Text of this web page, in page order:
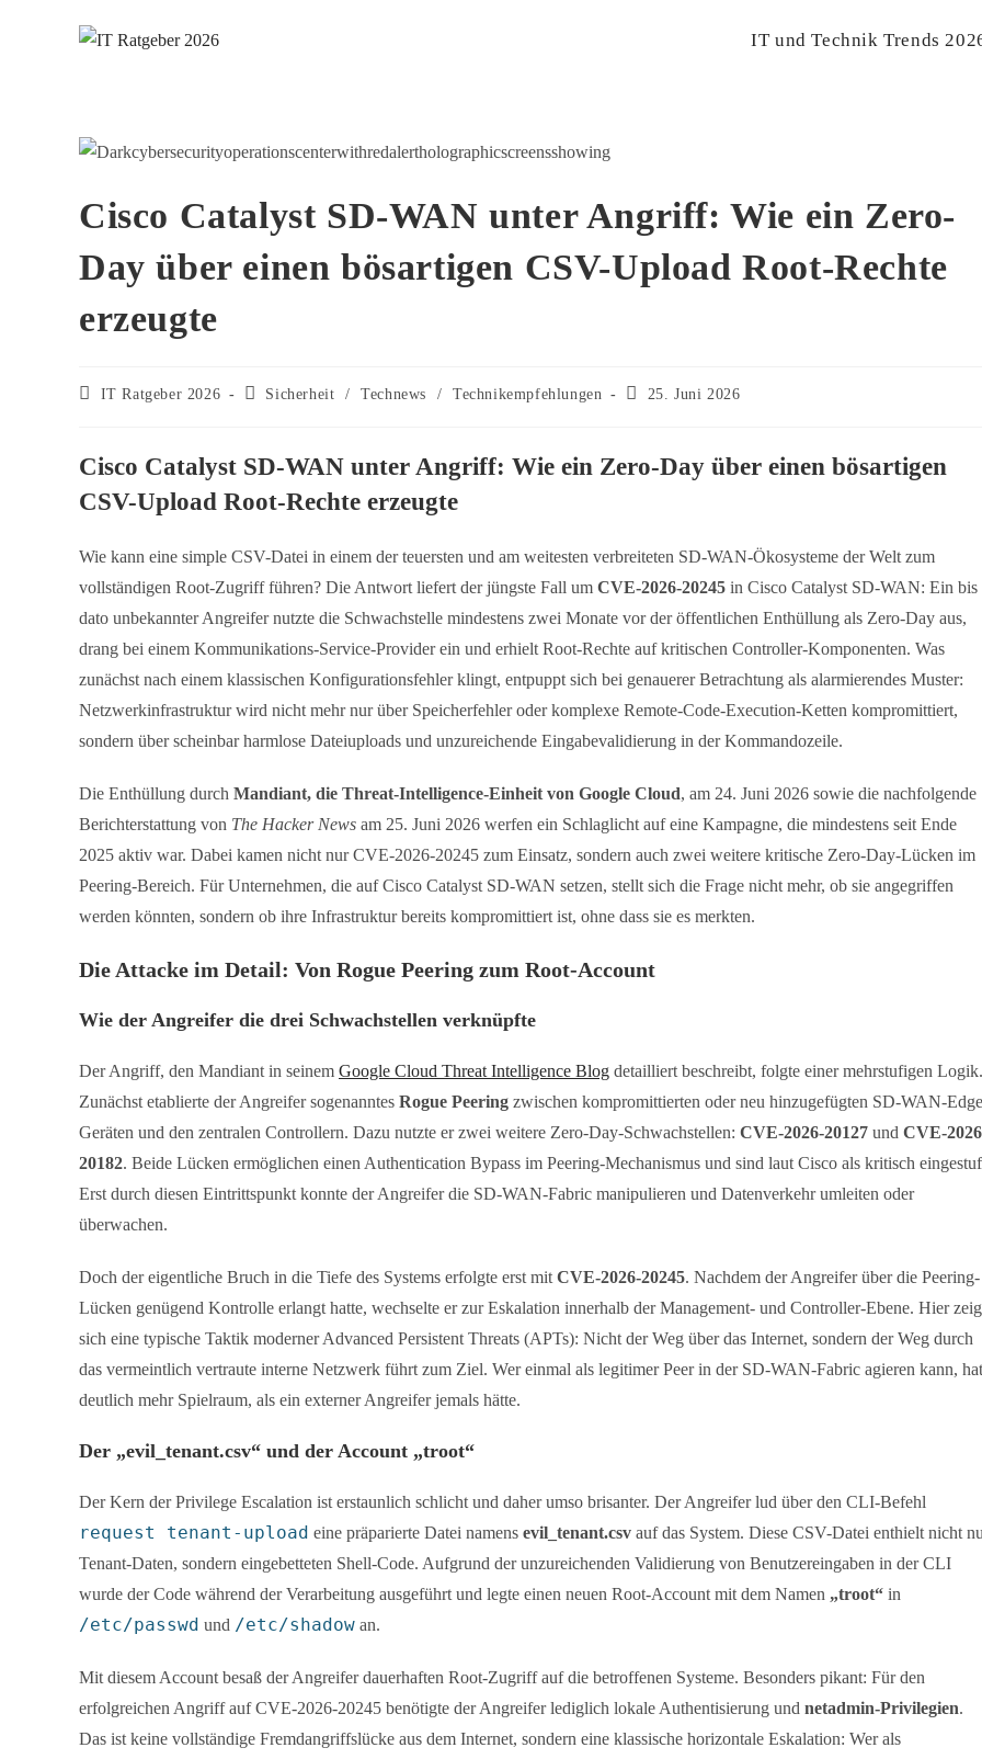
IT und Technik Trends
Cisco Catalyst SD-WAN unter Angriff: Wie ein Zero-
Day über einen bösartigen CSV-Upload Root-Rechte
erzeugte
Beitrags-
IT Ratgeber 2026
Beitrags-
Sicherheit / Technews / Technikempfehlungen
Beitrag
25. Juni 2026
Cisco Catalyst SD-WAN unter Angriff: Wie ein Zero-Day über einen bösartigen
CSV-Upload Root-Rechte erzeugte
Wie kann eine simple CSV-Datei in einem der teuersten und am weitesten verbreiteten SD-WAN-Ökosysteme der Welt zum
vollständigen Root-Zugriff führen? Die Antwort liefert der jüngste Fall um CVE-2026-20245 in Cisco Catalyst SD-WAN: Ein bis
dato unbekannter Angreifer nutzte die Schwachstelle mindestens zwei Monate vor der öffentlichen Enthüllung als Zero-Day aus,
drang bei einem Kommunikations-Service-Provider ein und erhielt Root-Rechte auf kritischen Controller-Komponenten. Was
zunächst nach einem klassischen Konfigurationsfehler klingt, entpuppt sich bei genauerer Betrachtung als alarmierendes Muster:
Netzwerkinfrastruktur wird nicht mehr nur über Speicherfehler oder komplexe Remote-Code-Execution-Ketten kompromittiert,
sondern über scheinbar harmlose Dateiuploads und unzureichende Eingabevalidierung in der Kommandozeile.
Die Enthüllung durch Mandiant, die Threat-Intelligence-Einheit von Google Cloud, am 24. Juni 2026 sowie die nachfolgende
Berichterstattung von The Hacker News am 25. Juni 2026 werfen ein Schlaglicht auf eine Kampagne, die mindestens seit Ende
2025 aktiv war. Dabei kamen nicht nur CVE-2026-20245 zum Einsatz, sondern auch zwei weitere kritische Zero-Day-Lücken im
Peering-Bereich. Für Unternehmen, die auf Cisco Catalyst SD-WAN setzen, stellt sich die Frage nicht mehr, ob sie angegriffen
werden könnten, sondern ob ihre Infrastruktur bereits kompromittiert ist, ohne dass sie es merkten.
Die Attacke im Detail: Von Rogue Peering zum Root-Account
Wie der Angreifer die drei Schwachstellen verknüpfte
Der Angriff, den Mandiant in seinem Google Cloud Threat Intelligence Blog detailliert beschreibt, folgte einer mehrstufigen Logik.
Zunächst etablierte der Angreifer sogenanntes Rogue Peering zwischen kompromittierten oder neu hinzugefügten SD-WAN-
Geräten und den zentralen Controllern. Dazu nutzte er zwei weitere Zero-Day-Schwachstellen: CVE-2026-20127 und CVE-
20182. Beide Lücken ermöglichen einen Authentication Bypass im Peering-Mechanismus und sind laut Cisco als kritisch
Erst durch diesen Eintrittspunkt konnte der Angreifer die SD-WAN-Fabric manipulieren und Datenverkehr umleiten oder
überwachen.
Doch der eigentliche Bruch in die Tiefe des Systems erfolgte erst mit CVE-2026-20245. Nachdem der Angreifer über die Peering-
Lücken genügend Kontrolle erlangt hatte, wechselte er zur Eskalation innerhalb der Management- und Controller-Ebene. Hier
sich eine typische Taktik moderner Advanced Persistent Threats (APTs): Nicht der Weg über das Internet, sondern der Weg durch
das vermeintlich vertraute interne Netzwerk führt zum Ziel. Wer einmal als legitimer Peer in der SD-WAN-Fabric agieren kann, hat
deutlich mehr Spielraum, als ein externer Angreifer jemals hätte.
Der „evil_tenant.csv“ und der Account „troot“
Der Kern der Privilege Escalation ist erstaunlich schlicht und daher umso brisanter. Der Angreifer lud über den CLI-Befehl
request tenant-upload eine präparierte Datei namens evil_tenant.csv auf das System. Diese CSV-Datei enthielt nicht
Tenant-Daten, sondern eingebetteten Shell-Code. Aufgrund der unzureichenden Validierung von Benutzereingaben in der CLI
wurde der Code während der Verarbeitung ausgeführt und legte einen neuen Root-Account mit dem Namen „troot“ in
/etc/passwd und /etc/shadow an.
Mit diesem Account besaß der Angreifer dauerhaften Root-Zugriff auf die betroffenen Systeme. Besonders pikant: Für den
erfolgreichen Angriff auf CVE-2026-20245 benötigte der Angreifer lediglich lokale Authentisierung und netadmin-Privilegien.
Das ist keine vollständige Fremdangriffslücke aus dem Internet, sondern eine klassische horizontale Eskalation: Wer als